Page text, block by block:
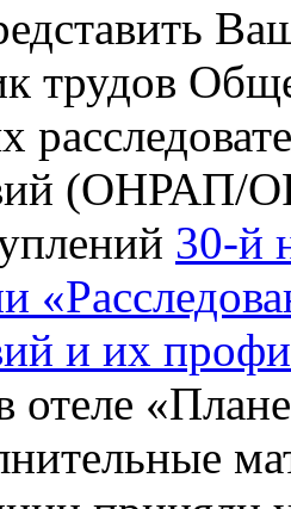
трудов
(ОНРАП/
30-й
и их
отеле